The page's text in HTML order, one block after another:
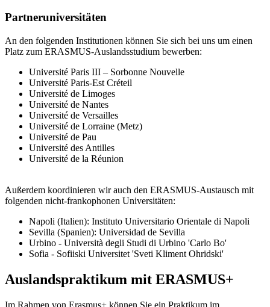
Partneruniversitäten
An den folgenden Institutionen können Sie sich bei uns um einen
Platz zum ERASMUS-Auslandsstudium bewerben:
Université Paris III – Sorbonne Nouvelle
Université Paris-Est Créteil
Université de Limoges
Université de Nantes
Université de Versailles
Université de Lorraine (Metz)
Université de Pau
Université des Antilles
Université de la Réunion
Außerdem koordinieren wir auch den ERASMUS-Austausch mit
folgenden nicht-frankophonen Universitäten:
Napoli (Italien): Instituto Universitario Orientale di Napoli
Sevilla (Spanien): Universidad de Sevilla
Urbino - Università degli Studi di Urbino 'Carlo Bo'
Sofia - Sofiiski Universitet 'Sveti Kliment Ohridski'
Auslandspraktikum mit ERASMUS+
Im Rahmen von Erasmus+ können Sie ein Praktikum im